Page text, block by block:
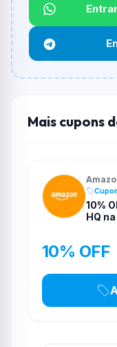
Não informado ou
Funciona em
Não
e alguns
não aceitar cupons.
Mais cupons
10%
HQ
10% OFF